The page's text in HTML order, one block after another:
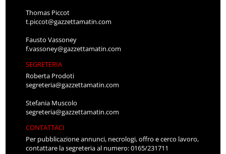
Thomas Piccot
t.piccot@gazzettamatin.com
Fausto Vassoney
f.vassoney@gazzettamatin.com
SEGRETERIA
Roberta Prodoti
segreteria@gazzettamatin.com
Stefania Muscolo
segreteria@gazzettamatin.com
CONTATTACI
Per pubblicazione annunci, necrologi, offro e cerco lavoro,
contattare la segreteria al numero: 0165/231711